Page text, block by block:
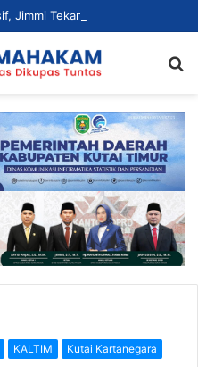
KALTIM Kutai Kartanegara